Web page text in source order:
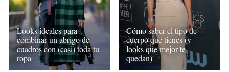
Looks ideales para
combinar un abrigo de
cuadros con (casi) toda tu
ropa
Cómo saber el tipo de
cuerpo que tienes (y
looks que mejor te
quedan)